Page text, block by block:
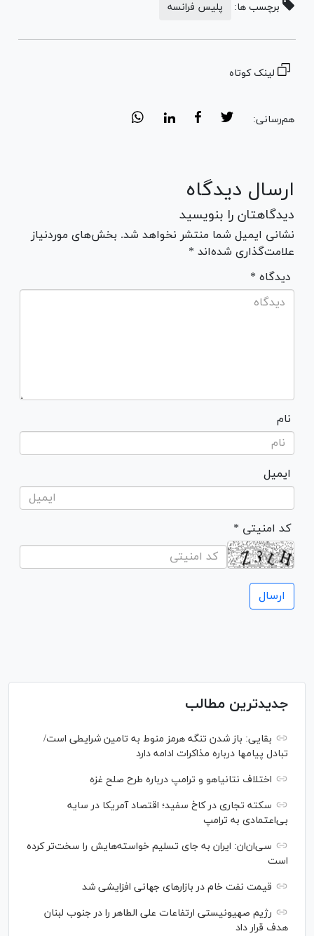
برچسب ها: پلیس فرانسه
لینک کوتاه
هم‌رسانی:
ارسال دیدگاه
دیدگاهتان را بنویسید
نشانی ایمیل شما منتشر نخواهد شد. بخش‌های موردنیاز
علامت‌گذاری شده‌اند *
* دیدگاه
نام
ایمیل
* کد امنیتی
جدیدترین مطالب
بقایی: باز شدن تنگه هرمز منوط به تامین شرایطی است/
تبادل پیام‎ها درباره مذاکرات ادامه دارد
اختلاف نتانیاهو و ترامپ درباره طرح صلح غزه
سکته تجاری در کاخ سفید؛ اقتصاد آمریکا در سایه
بی‌اعتمادی به ترامپ
سی‌ان‌ان: ایران به جای تسلیم خواسته‌هایش را سخت‎‌تر کرده
است
قیمت نفت خام در بازارهای جهانی افزایشی شد
رژیم صهیونیستی ارتفاعات علی الطاهر را در جنوب لبنان
هدف قرار داد